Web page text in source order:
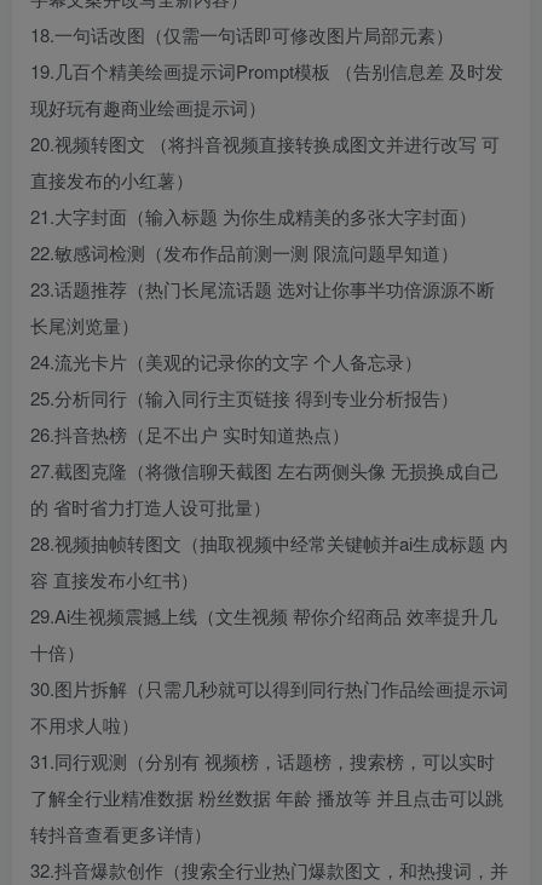
18.一句话改图（仅需一句话即可修改图片局部元素）
19.几百个精美绘画提示词Prompt模板 （告别信息差 及时发
现好玩有趣商业绘画提示词）
20.视频转图文 （将抖音视频直接转换成图文并进行改写 可
直接发布的小红薯）
21.大字封面（输入标题 为你生成精美的多张大字封面）
22.敏感词检测（发布作品前测一测 限流问题早知道）
23.话题推荐（热门长尾流话题 选对让你事半功倍源源不断
长尾浏览量）
24.流光卡片（美观的记录你的文字 个人备忘录）
25.分析同行（输入同行主页链接 得到专业分析报告）
26.抖音热榜（足不出户 实时知道热点）
27.截图克隆（将微信聊天截图 左右两侧头像 无损换成自己
的 省时省力打造人设可批量）
28.视频抽帧转图文（抽取视频中经常关键帧并ai生成标题 内
容 直接发布小红书）
29.Ai生视频震撼上线（文生视频 帮你介绍商品 效率提升几
十倍）
30.图片拆解（只需几秒就可以得到同行热门作品绘画提示词
不用求人啦）
31.同行观测（分别有 视频榜，话题榜，搜索榜，可以实时
了解全行业精准数据 粉丝数据 年龄 播放等 并且点击可以跳
转抖音查看更多详情）
32.抖音爆款创作（搜索全行业热门爆款图文，和热搜词，并